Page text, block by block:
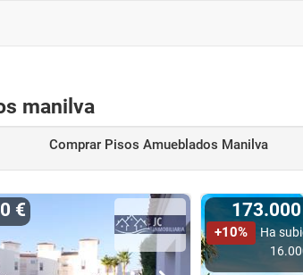
manilva
Comprar Pisos Amueblados Manilva
€
+10%
Ha